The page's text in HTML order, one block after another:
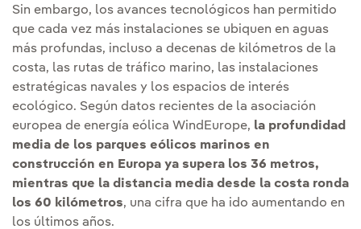
Sin embargo, los avances tecnológicos han permitido
que cada vez más instalaciones se ubiquen en aguas
más profundas, incluso a decenas de kilómetros de la
costa, las rutas de tráfico marino, las instalaciones
estratégicas navales y los espacios de interés
ecológico. Según datos recientes de la asociación
europea de energía eólica WindEurope, la profundidad
media de los parques eólicos marinos en
construcción en Europa ya supera los 36 metros,
mientras que la distancia media desde la costa ronda
los 60 kilómetros, una cifra que ha ido aumentando en
los últimos años.